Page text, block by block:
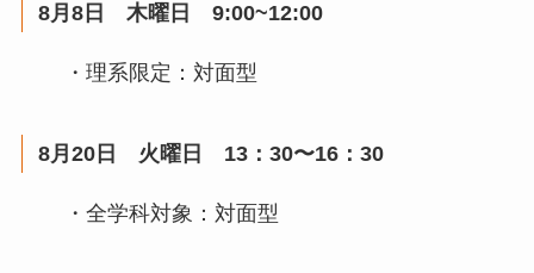
8月8日 木曜日 9:00~12:00
・理系限定：対面型
8月20日 火曜日 13：30〜16：30
・全学科対象：対面型